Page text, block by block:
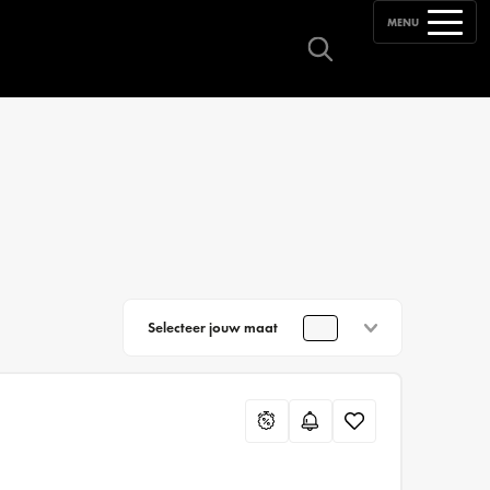
MENU
Selecteer jouw maat